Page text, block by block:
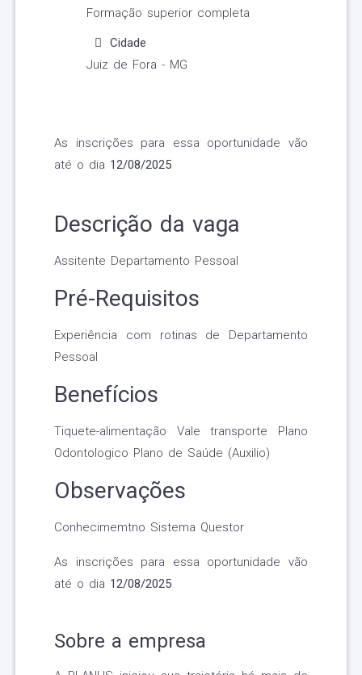
Formação superior completa
Cidade
Juiz de Fora - MG
As inscrições para essa oportunidade vão
até o dia 12/08/2025
Descrição da vaga
Assitente Departamento Pessoal
Pré-Requisitos
Experiência com rotinas de Departamento
Pessoal
Benefícios
Tiquete-alimentação Vale transporte Plano
Odontologico Plano de Saúde (Auxilio)
Observações
Conhecimemtno Sistema Questor
As inscrições para essa oportunidade vão
até o dia 12/08/2025
Sobre a empresa